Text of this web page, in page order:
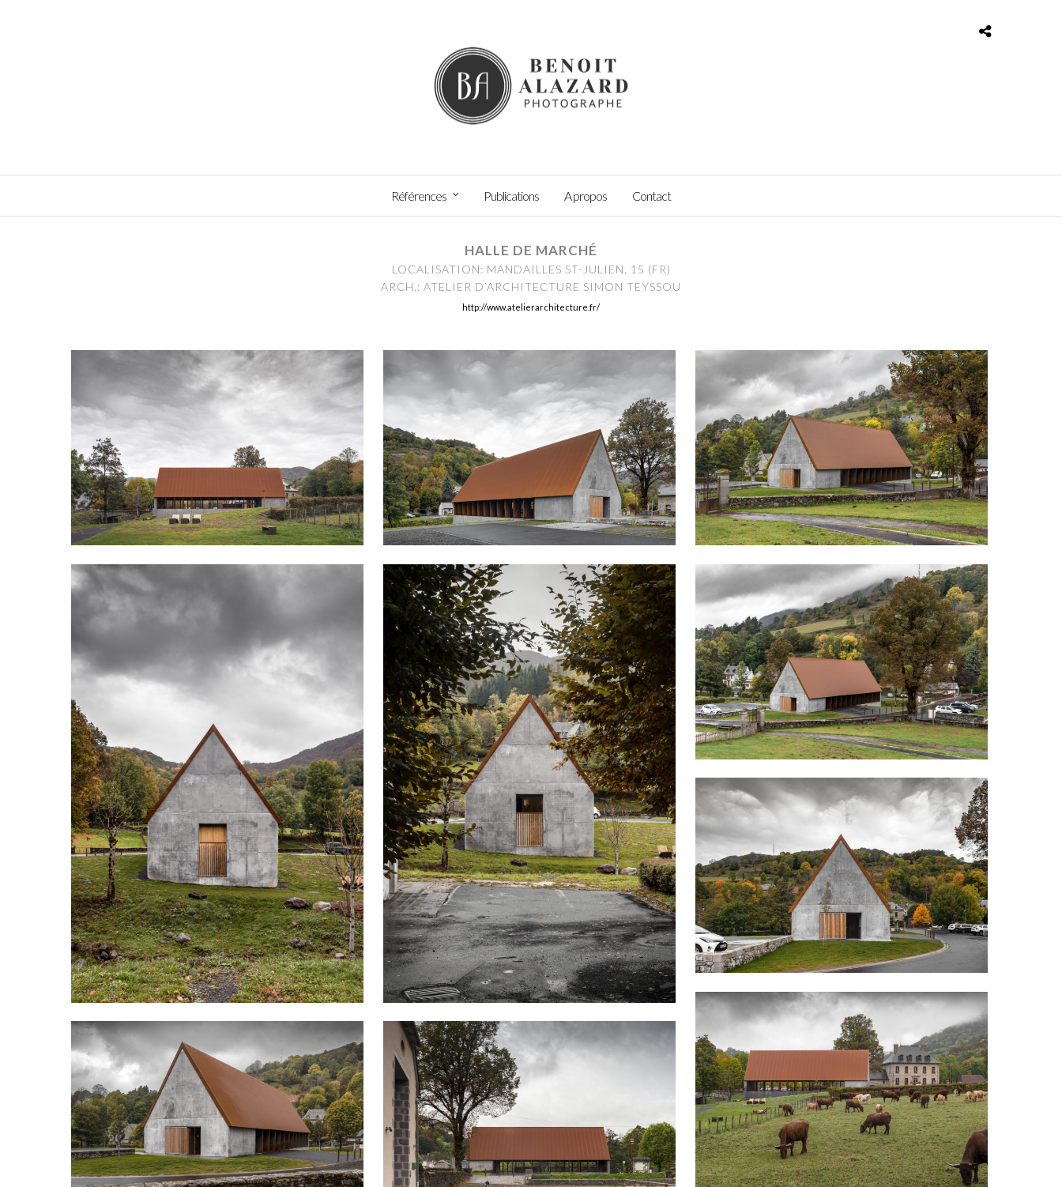
Références Publications A propos Contact
HALLE DE MARCHÉ
LOCALISATION: MANDAILLES ST-JULIEN, 15 (FR)
ARCH.: ATELIER D’ARCHITECTURE SIMON TEYSSOU
http://www.atelierarchitecture.fr/